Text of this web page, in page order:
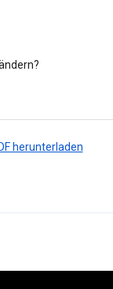
herunterladen